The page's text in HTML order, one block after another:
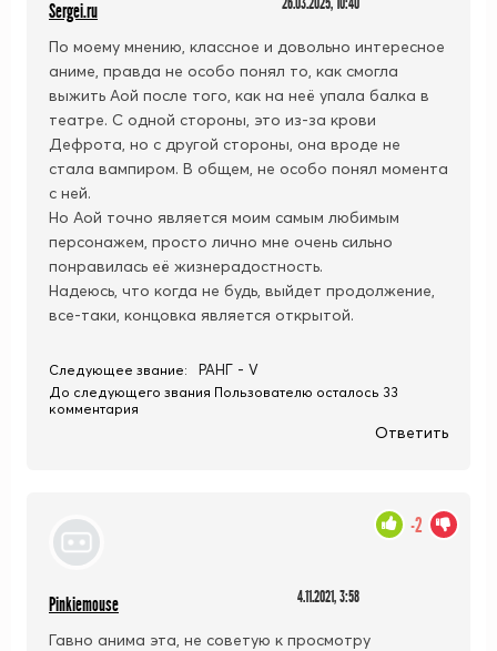
Sergei.ru
По моему мнению, классное и довольно интересное
аниме, правда не особо понял то, как смогла
выжить Аой после того, как на неё упала балка в
театре. С одной стороны, это из-за крови
Дефрота, но с другой стороны, она вроде не
стала вампиром. В общем, не особо понял момента
с ней.
Но Аой точно является моим самым любимым
персонажем, просто лично мне очень сильно
понравилась её жизнерадостность.
Надеюсь, что когда не будь, выйдет продолжение,
все-таки, концовка является открытой.
Следующее звание: РАНГ - V
До следующего звания Пользователю осталось 33
комментария
Ответить
Pinkiemouse 4.11.2021, 3:58
Гавно анима эта, не советую к просмотру
-2